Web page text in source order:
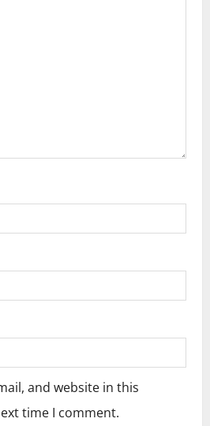
and website in this
time I comment.